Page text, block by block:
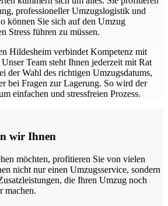
professioneller Umzugslogistik und
können Sie sich auf den Umzug
Stress führen zu müssen.
Hildesheim verbindet Kompetenz mit
Team steht Ihnen jederzeit mit Rat
der Wahl des richtigen Umzugsdatums,
bei Fragen zur Lagerung. So wird der
einfachen und stressfreien Prozess.
wir Ihnen
möchten, profitieren Sie von vielen
nicht nur einen Umzugsservice, sondern
die Ihren Umzug noch
machen.